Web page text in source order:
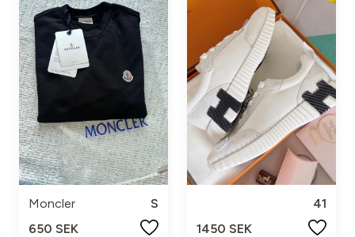
Moncler
S
650 SEK
41
1450 SEK